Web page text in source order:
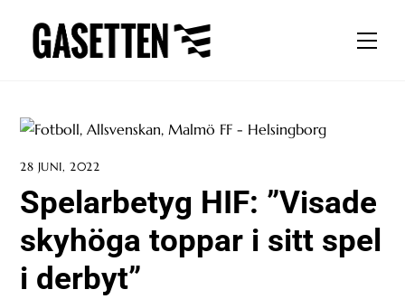
content
28 JUNI, 2022
Spelarbetyg HIF: ”Visade
skyhöga toppar i sitt spel
i derbyt”